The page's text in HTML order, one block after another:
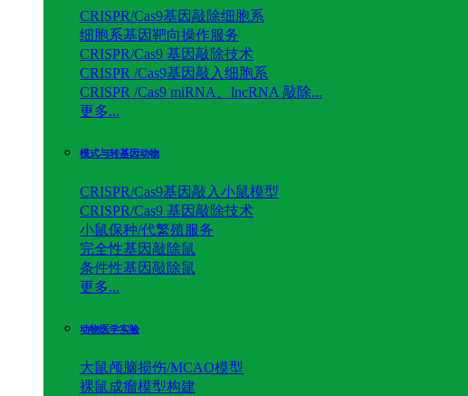
CRISPR/Cas9基因敲除细胞系
细胞系基因靶向操作服务
CRISPR/Cas9 基因敲除技术
CRISPR /Cas9基因敲入细胞系
CRISPR /Cas9 miRNA、lncRNA 敲除...
更多...
模式与转基因动物
CRISPR/Cas9基因敲入小鼠模型
CRISPR/Cas9 基因敲除技术
小鼠保种/代繁殖服务
完全性基因敲除鼠
条件性基因敲除鼠
更多...
动物医学实验
大鼠颅脑损伤/MCAO模型
裸鼠成瘤模型构建